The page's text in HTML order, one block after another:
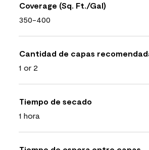
Coverage (Sq. Ft./Gal)
350-400
Cantidad de capas
1 or 2
Tiempo de secado
1 hora